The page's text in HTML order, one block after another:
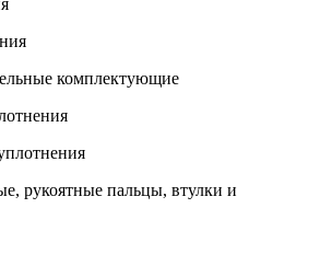
комплектующие
рукоятные пальцы, втулки и